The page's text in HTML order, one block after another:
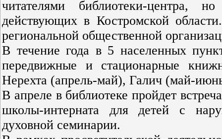
читателями библиотеки-центра,
действующих в Костромской
региональной общественной
В течение года в 5 населенных
передвижные и стационарные
Нерехта (апрель-май), Галич (май-
В апреле в библиотеке пройдет
школы-интерната для детей с
духовной семинарии.